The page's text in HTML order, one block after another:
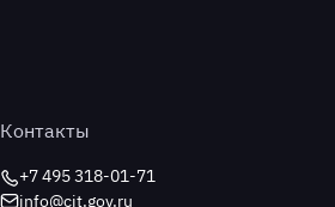
Контакты
+7 495 318-01-71
info@cit.gov.ru